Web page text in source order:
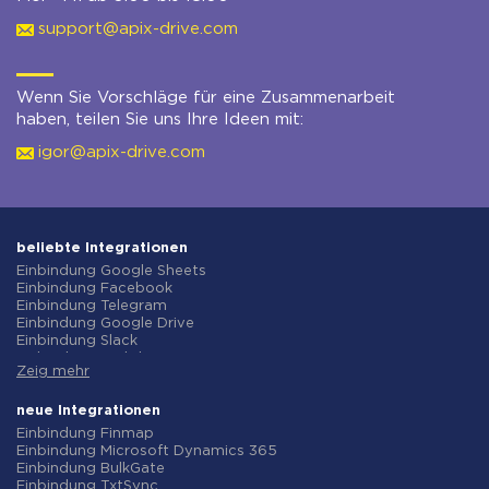
support@apix-drive.com
Wenn Sie Vorschläge für eine Zusammenarbeit
haben, teilen Sie uns Ihre Ideen mit:
igor@apix-drive.com
beliebte Integrationen
Einbindung Google Sheets
Einbindung Facebook
Einbindung Telegram
Einbindung Google Drive
Einbindung Slack
Einbindung Gmail
Einbindung ClickUp
Einbindung Airtable
Einbindung Google Contacts
Einbindung OpenAI (ChatGPT)
Einbindung Instagram
Zeig mehr
neue Integrationen
Einbindung Finmap
Einbindung Microsoft Dynamics 365
Einbindung BulkGate
Einbindung TxtSync